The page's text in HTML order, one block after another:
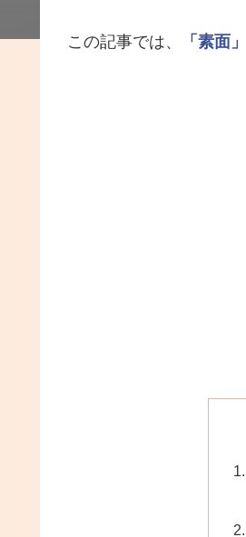
この記事では、 「素面」